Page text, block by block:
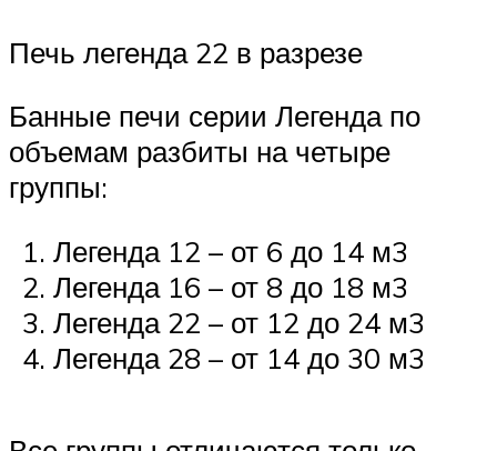
Печь легенда 22 в разрезе
Банные печи серии Легенда по
объемам разбиты на четыре
группы:
Легенда 12 – от 6 до 14 м3
Легенда 16 – от 8 до 18 м3
Легенда 22 – от 12 до 24 м3
Легенда 28 – от 14 до 30 м3